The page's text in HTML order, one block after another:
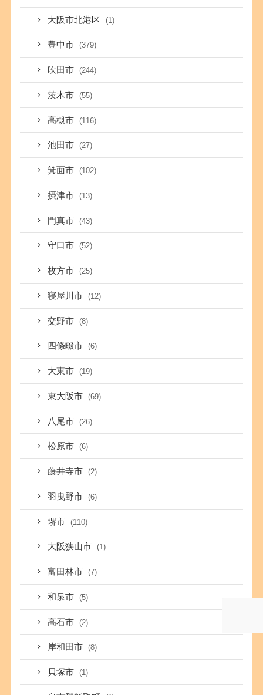
大阪市北港区 (1)
豊中市 (379)
吹田市 (244)
茨木市 (55)
高槻市 (116)
池田市 (27)
箕面市 (102)
摂津市 (13)
門真市 (43)
守口市 (52)
枚方市 (25)
寝屋川市 (12)
交野市 (8)
四條畷市 (6)
大東市 (19)
東大阪市 (69)
八尾市 (26)
松原市 (6)
藤井寺市 (2)
羽曳野市 (6)
堺市 (110)
大阪狭山市 (1)
富田林市 (7)
和泉市 (5)
高石市 (2)
岸和田市 (8)
貝塚市 (1)